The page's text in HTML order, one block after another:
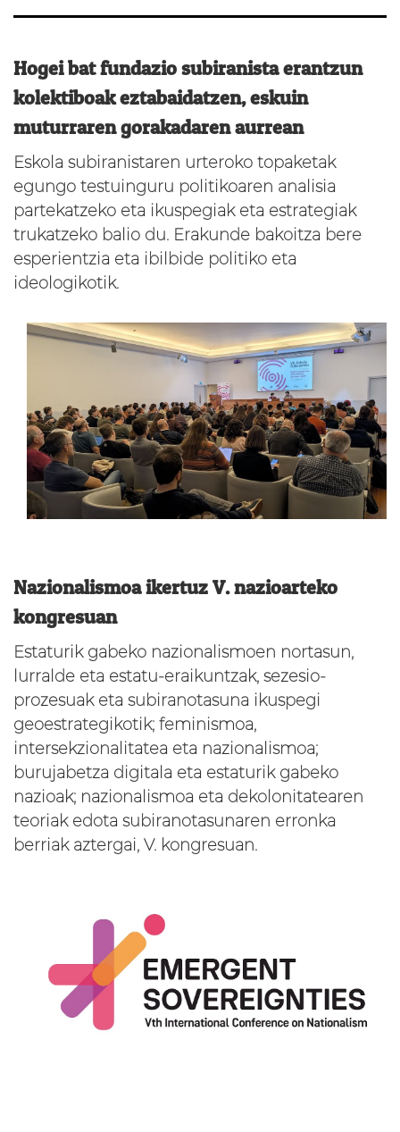
Hogei bat fundazio subiranista erantzun
kolektiboak eztabaidatzen, eskuin
muturraren gorakadaren aurrean
Eskola subiranistaren urteroko topaketak
egungo testuinguru politikoaren analisia
partekatzeko eta ikuspegiak eta estrategiak
trukatzeko balio du. Erakunde bakoitza bere
esperientzia eta ibilbide politiko eta
ideologikotik.
Nazionalismoa ikertuz V. nazioarteko
kongresuan
Estaturik gabeko nazionalismoen nortasun,
lurralde eta estatu-eraikuntzak, sezesio-
prozesuak eta subiranotasuna ikuspegi
geoestrategikotik; feminismoa,
intersekzionalitatea eta nazionalismoa;
burujabetza digitala eta estaturik gabeko
nazioak; nazionalismoa eta dekolonitatearen
teoriak edota subiranotasunaren erronka
berriak aztergai, V. kongresuan.